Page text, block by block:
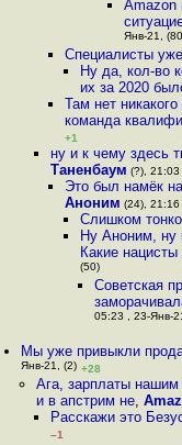
Amazon
Янв-21,
Специалисты
Ну да, кол-во
их за 2020
Там нет
команда
+1
ну и к чему здесь
Таненбаум (?),
Это был намёк
Аноним (24),
Слишком тонко
Ну Аноним, ну
Какие нацисты
(50)
Советская
05:23 , 23-Янв-
Мы уже привыкли
Янв-21, (2) +28
Ага, зарплаты нашим
и в апстрим не,
Расскажи это
–1